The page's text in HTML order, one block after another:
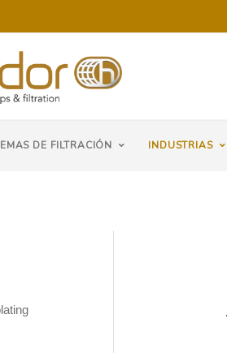
DE FILTRACIÓN INDUSTRIAS